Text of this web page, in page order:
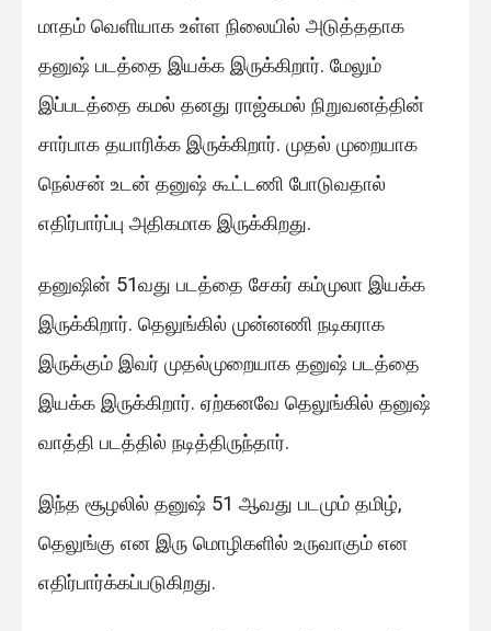
மாதம் வெளியாக உள்ள நிலையில் அடுத்ததாக
தனுஷ் படத்தை இயக்க இருக்கிறார். மேலும்
இப்படத்தை கமல் தனது ராஜ்கமல் நிறுவனத்தின்
சார்பாக தயாரிக்க இருக்கிறார். முதல் முறையாக
நெல்சன் உடன் தனுஷ் கூட்டணி போடுவதால்
எதிர்பார்ப்பு அதிகமாக இருக்கிறது.
தனுஷின் 51வது படத்தை சேகர் கம்முலா இயக்க
இருக்கிறார். தெலுங்கில் முன்னணி நடிகராக
இருக்கும் இவர் முதல்முறையாக தனுஷ் படத்தை
இயக்க இருக்கிறார். ஏற்கனவே தெலுங்கில் தனுஷ்
வாத்தி படத்தில் நடித்திருந்தார்.
இந்த சூழலில் தனுஷ் 51 ஆவது படமும் தமிழ்,
தெலுங்கு என இரு மொழிகளில் உருவாகும் என
எதிர்பார்க்கப்படுகிறது.